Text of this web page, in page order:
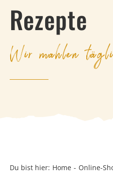
Rezepte
Wir mahlen
Du bist hier: Home Online-